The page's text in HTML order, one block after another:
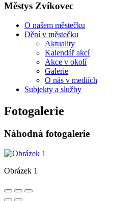
Městys Zvíkovec
O našem městečku
Dění v městečku
Aktuality
Kalendář akcí
Akce v okolí
Galerie
O nás v mediích
Subjekty a služby
Fotogalerie
Náhodná fotogalerie
Obrázek 1